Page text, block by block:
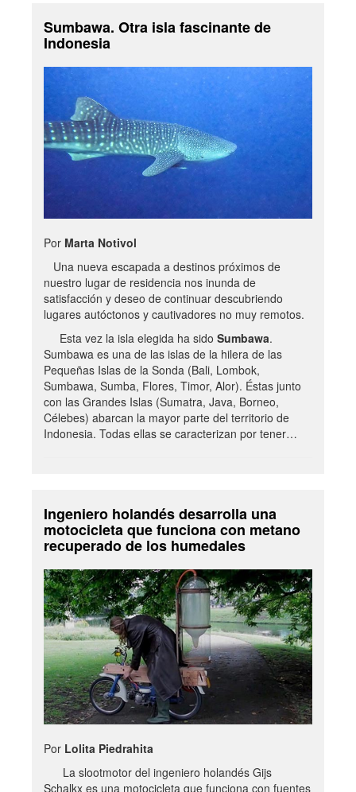
Sumbawa. Otra isla fascinante de
Indonesia
Por Marta Notivol
Una nueva escapada a destinos próximos de
nuestro lugar de residencia nos inunda de
satisfacción y deseo de continuar descubriendo
lugares autóctonos y cautivadores no muy remotos.
Esta vez la isla elegida ha sido Sumbawa.
Sumbawa es una de las islas de la hilera de las
Pequeñas Islas de la Sonda (Bali, Lombok,
Sumbawa, Sumba, Flores, Timor, Alor). Éstas junto
con las Grandes Islas (Sumatra, Java, Borneo,
Célebes) abarcan la mayor parte del territorio de
Indonesia. Todas ellas se caracterizan por tener…
Ingeniero holandés desarrolla una
motocicleta que funciona con metano
recuperado de los humedales
Por Lolita Piedrahita
La slootmotor del ingeniero holandés Gijs
Schalkx es una motocicleta que funciona con fuentes